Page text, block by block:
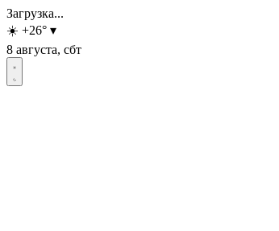
Загрузка...
☀️ +26° ▾
8 августа, сбт